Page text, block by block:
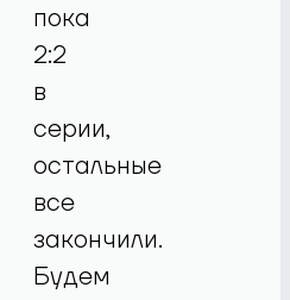
пока
2:2
в
серии,
остальные
все
закончили.
Будем